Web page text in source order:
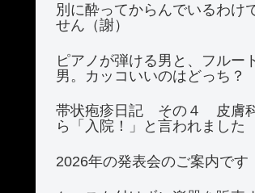
別に酔ってからんでいるわけ
せん（謝）
ピアノが弾ける男と、フルー
男。カッコいいのはどっち？
帯状疱疹日記 その４ 皮膚
ら「入院！」と言われました
2026年の発表会のご案内です